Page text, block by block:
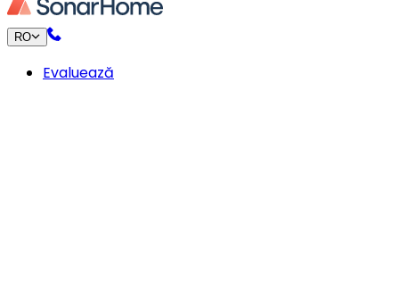
RO
Evaluează